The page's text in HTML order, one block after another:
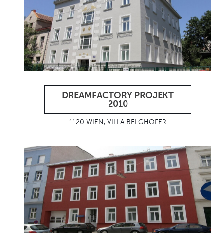
DREAMFACTORY PROJEKT
2010
1120 WIEN, VILLA BELGHOFER